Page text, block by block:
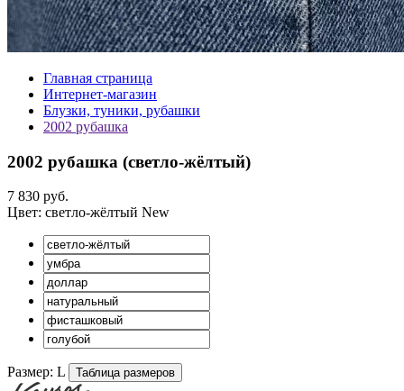
Главная страница
Интернет-магазин
Блузки, туники, рубашки
2002 рубашка
2002 рубашка (светло-жёлтый)
7 830 руб.
Цвет: светло-жёлтый New
Размер: L Таблица размеров